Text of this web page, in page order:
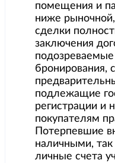
помещения и
ниже
сделки
заключения
бронирования,
подлежащие
регистрации и
покупателям
Потерпевшие
наличными,
личные счета